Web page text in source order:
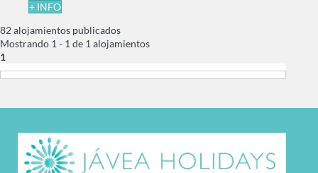
+ INFO
82 alojamientos publicados
Mostrando 1 - 1 de 1 alojamientos
1